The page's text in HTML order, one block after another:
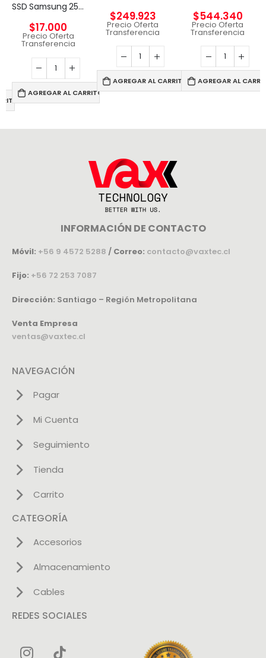
,PROCESADORES SSD Samsung 256 GB / Unidad de estado sólido
$17.000
Precio Oferta
Transferencia
AGREGAR AL CARRITO
$249.923
Precio Oferta
Transferencia
AGREGAR AL CARRITO
$544.340
Precio Oferta
Transferencia
AGREGAR AL
INFORMACIÓN DE CONTACTO
Móvil: +56 9 4572 5288 / Correo: contacto@vaxtec.cl
Fijo: +56 72 253 7087
Dirección: Santiago – Región Metropolitana
Venta Empresa
ventas@vaxtec.cl
NAVEGACIÓN
Pagar
Mi Cuenta
Seguimiento
Tienda
Carrito
CATEGORÍA
Accesorios
Almacenamiento
Cables
REDES SOCIALES